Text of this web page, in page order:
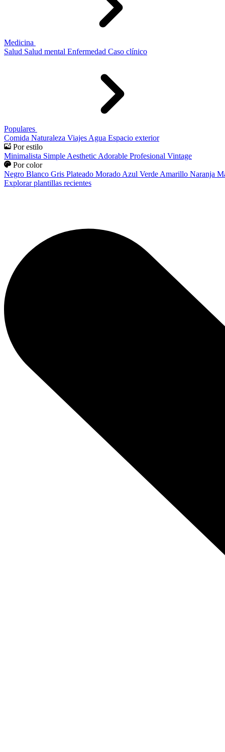
Medicina
Salud Salud mental Enfermedad Caso clínico
Populares
Comida Naturaleza Viajes Agua Espacio exterior
Por estilo
Minimalista Simple Aesthetic Adorable Profesional Vintage
Por color
Negro Blanco Gris Plateado Morado Azul Verde Amarillo Naranja
Explorar plantillas recientes